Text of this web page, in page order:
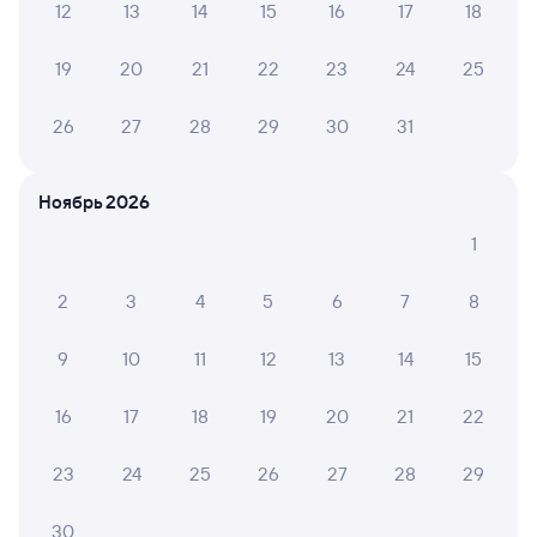
Искать билеты
Отели в Жодино
12 13 14 15 16 17 18
19 20 21 22 23 24 25
26 27 28 29 30 31
Ноябрь 2026
1
2 3 4 5 6 7 8
9 10 11 12 13 14 15
16 17 18 19 20 21 22
23 24 25 26 27 28 29
30